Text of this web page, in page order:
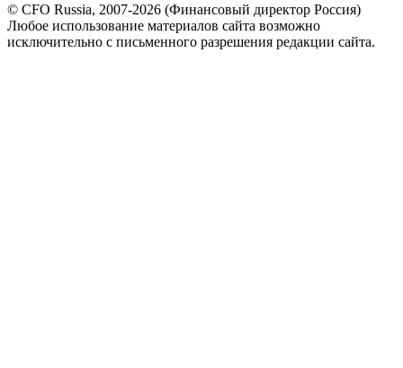
© CFO Russia, 2007-2026 (Финансовый директор Россия)
Любое использование материалов сайта возможно
исключительно с письменного разрешения редакции сайта.